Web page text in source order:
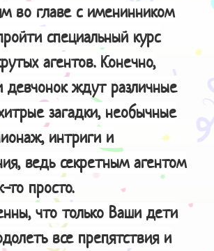
во главе с именинником
специальный курс
агентов. Конечно,
девчонок ждут различные
загадки, необычные
интриги и
ведь секретным агентом
то просто.
что только Ваши дети
все препятствия и